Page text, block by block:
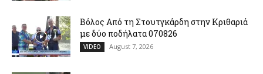
Βόλος Από τη Στουτγκάρδη στην Κριθαριά
με δύο ποδήλατα 070826
VIDEO August 7, 2026